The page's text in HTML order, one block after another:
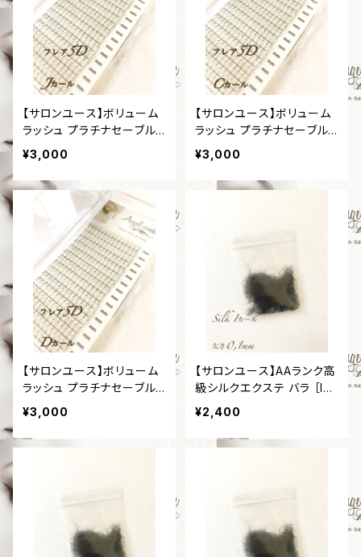
【サロンユース】ボリューム
ラッシュ プラチナセーブル
［フレア5D］［Jカール］［太さ
0,07mm］
¥3,000
【サロンユース】ボリューム
ラッシュ プラチナセーブル
［フレア5D］［Cカール］［太
さ0,07mm］
¥3,000
【サロンユース】ボリューム
ラッシュ プラチナセーブル
［フレア5D］［Dカール］［太
さ0,07mm］
¥3,000
【サロンユース】AAランク高
級シルクエクステ バラ ［Iカ
ール］［太さ0,1mm］
¥2,400